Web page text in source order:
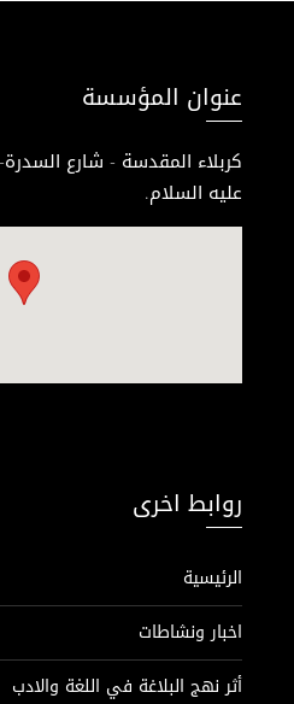
عنوان المؤسسة
كربلاء المقدسة - شارع
عليه السلام.
روابط اخرى
الرئيسية
اخبار ونشاطات
أثر نهج البلاغة في اللغة والادب